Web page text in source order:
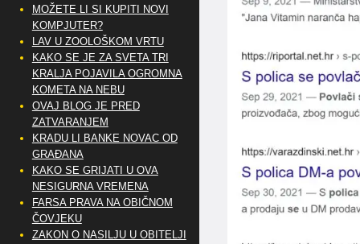
MOŽETE LI SI KUPITI NOVI
KOMPJUTER?
LAV U ZOOLOŠKOM VRTU
KAKO SE JE ZA SVETA TRI
KRALJA POJAVILA OGROMNA
KOMETA NA NEBU
OVAJ BLOG JE PRED
ZATVARANJEM
KRADU LI BANKE NOVAC OD
GRAĐANA
KAKO SE GRIJATI U OVA
NESIGURNA VREMENA
FARSA PRAVA NA OBIČNOM
ČOVJEKU
ZAKON O NASILJU U OBITELJI